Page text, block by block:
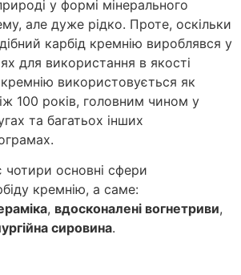
у формі мінерального
але дуже рідко. Проте, оскільки
карбід кремнію вироблявся у
для використання в якості
використовується як
100 років, головним чином у
та багатьох інших
чотири основні сфери
кремнію, а саме:
, вдосконалені вогнетриви,
сировина.